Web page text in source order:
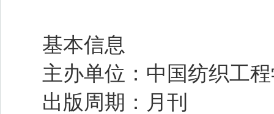
基本信息
主办单位： 中国纺织工
出版周期：月刊